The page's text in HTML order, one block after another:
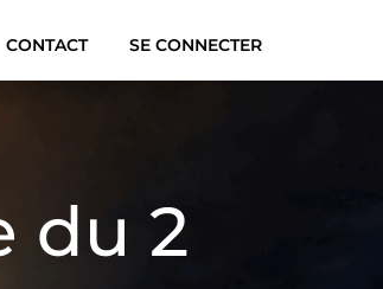
CONTACT SE CONNECTER
du 2